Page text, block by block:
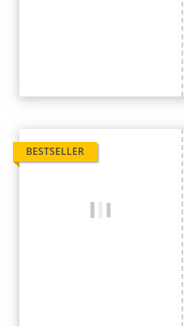
BESTSELLER